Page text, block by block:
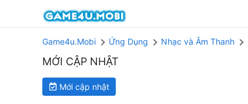
Game4u.Mobi Ứng Dụng Nhạc và Âm Thanh
MỚI CẬP NHẬT
Mới cập nhật